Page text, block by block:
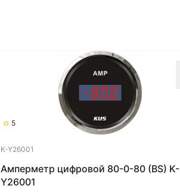
5
K-Y26001
Амперметр цифровой 80-0-80 (BS) K-
Y26001